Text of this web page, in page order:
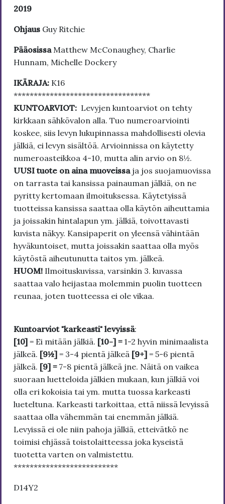
2019
Ohjaus Guy Ritchie
PääosissaMatthew McConaughey, Charlie
Hunnam, Michelle Dockery
IKÄRAJA: K16
**********************************
KUNTOARVIOT: Levyjen kuntoarviot on tehty
kirkkaan sähkövalon alla. Tuo numeroarviointi
koskee, siis levyn lukupinnassa mahdollisesti olevia
jälkiä, ei levyn sisältöä. Arvioinnissa on käytetty
numeroasteikkoa 4-10, mutta alin arvio on 8½.
UUSI tuote on aina muoveissa ja jos suojamuovissa
on tarrasta tai kansissa painauman jälkiä, on ne
pyritty kertomaan ilmoituksessa. Käytetyissä
tuotteissa kansissa saattaa olla käytön aiheuttamia
ja joissakin hintalapun ym. jälkiä, toivottavasti
kuvista näkyy. Kansipaperit on yleensä vähintään
hyväkuntoiset, mutta joissakin saattaa olla myös
käytöstä aiheutunutta taitos ym. jälkeä.
HUOM! Ilmoituskuvissa, varsinkin 3. kuvassa
saattaa valo heijastaa molemmin puolin tuotteen
reunaa, joten tuotteessa ei ole vikaa.
Kuntoarviot "karkeasti" levyissä:
[10] = Ei mitään jälkiä. [10-] = 1-2 hyvin minimaalista
jälkeä. [9½] = 3-4 pientä jälkeä [9+] = 5-6 pientä
jälkeä. [9] = 7-8 pientä jälkeä jne. Näitä on vaikea
suoraan luetteloida jälkien mukaan, kun jälkiä voi
olla eri kokoisia tai ym. mutta tuossa karkeasti
lueteltuna. Karkeasti tarkoittaa, että niissä levyissä
saattaa olla vähemmän tai enemmän jälkiä.
Levyissä ei ole niin pahoja jälkiä, etteivätkö ne
toimisi ehjässä toistolaitteessa joka kyseistä
tuotetta varten on valmistettu.
**************************
D14Y2